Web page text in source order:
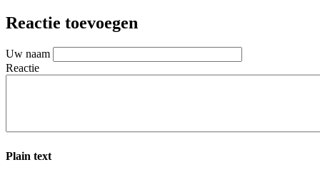
Reactie toevoegen
Uw naam
Reactie
Plain text